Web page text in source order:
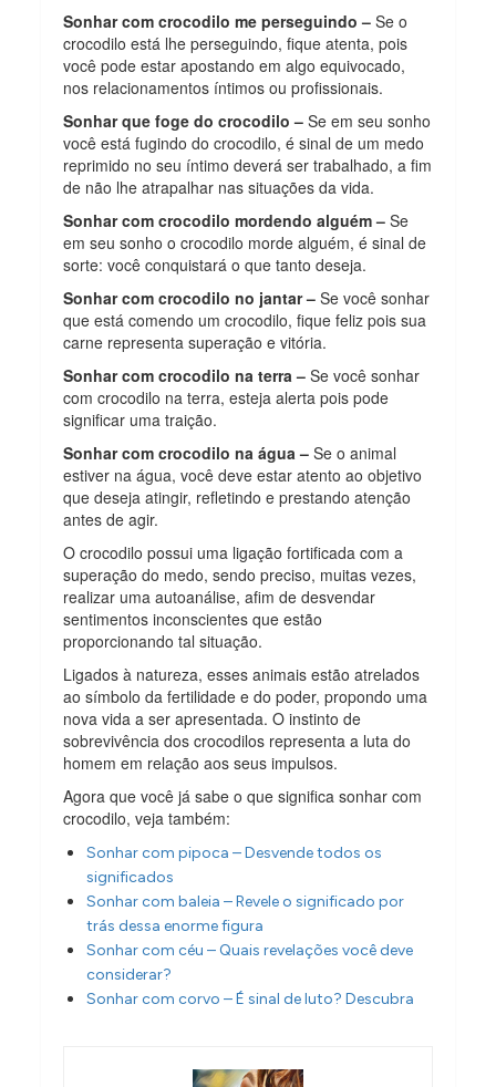
Sonhar com crocodilo me perseguindo – Se o
crocodilo está lhe perseguindo, fique atenta, pois
você pode estar apostando em algo equivocado,
nos relacionamentos íntimos ou profissionais.
Sonhar que foge do crocodilo – Se em seu sonho
você está fugindo do crocodilo, é sinal de um medo
reprimido no seu íntimo deverá ser trabalhado, a fim
de não lhe atrapalhar nas situações da vida.
Sonhar com crocodilo mordendo alguém – Se
em seu sonho o crocodilo morde alguém, é sinal de
sorte: você conquistará o que tanto deseja.
Sonhar com crocodilo no jantar – Se você sonhar
que está comendo um crocodilo, fique feliz pois sua
carne representa superação e vitória.
Sonhar com crocodilo na terra – Se você sonhar
com crocodilo na terra, esteja alerta pois pode
significar uma traição.
Sonhar com crocodilo na água – Se o animal
estiver na água, você deve estar atento ao objetivo
que deseja atingir, refletindo e prestando atenção
antes de agir.
O crocodilo possui uma ligação fortificada com a
superação do medo, sendo preciso, muitas vezes,
realizar uma autoanálise, afim de desvendar
sentimentos inconscientes que estão
proporcionando tal situação.
Ligados à natureza, esses animais estão atrelados
ao símbolo da fertilidade e do poder, propondo uma
nova vida a ser apresentada. O instinto de
sobrevivência dos crocodilos representa a luta do
homem em relação aos seus impulsos.
Agora que você já sabe o que significa sonhar com
crocodilo, veja também:
Sonhar com pipoca – Desvende todos os
significados
Sonhar com baleia – Revele o significado por
trás dessa enorme figura
Sonhar com céu – Quais revelações você deve
considerar?
Sonhar com corvo – É sinal de luto? Descubra